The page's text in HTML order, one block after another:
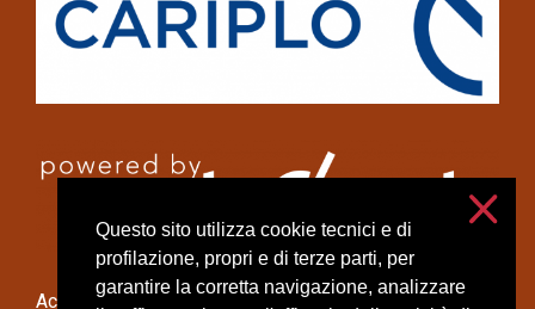
Questo sito utilizza cookie tecnici e di
profilazione, propri e di terze parti, per
garantire la corretta navigazione, analizzare
Accessibilità